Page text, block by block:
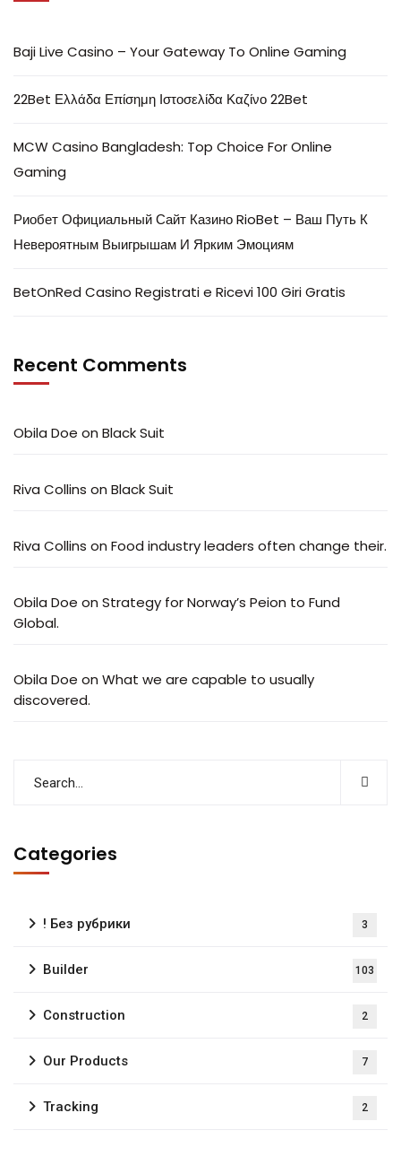
Baji Live Casino – Your Gateway To Online Gaming
22Bet Ελλάδα Επίσημη Ιστοσελίδα Καζίνο 22Bet
MCW Casino Bangladesh: Top Choice For Online
Gaming
Риобет Официальный Сайт Казино RioBet – Ваш Путь К
Невероятным Выигрышам И Ярким Эмоциям
BetOnRed Casino Registrati e Ricevi 100 Giri Gratis
Recent Comments
Obila Doe on Black Suit
Riva Collins on Black Suit
Riva Collins on Food industry leaders often change their.
Obila Doe on Strategy for Norway’s Peion to Fund
Global.
Obila Doe on What we are capable to usually
discovered.
Categories
! Без рубрики 3
Builder 103
Construction 2
Our Products 7
Tracking 2